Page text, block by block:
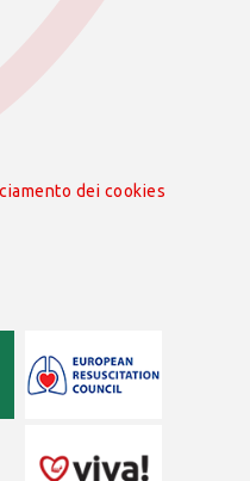
dei cookies